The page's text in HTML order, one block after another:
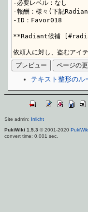
テキスト整形のル
Site admin: Irrlicht
PukiWiki 1.5.3 © 2001-2020
convert time: 0.001 sec.